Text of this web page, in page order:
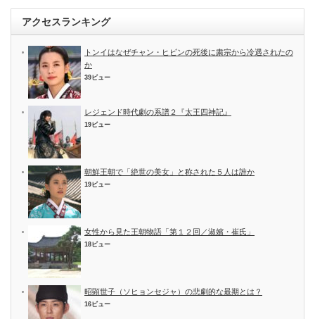
アクセスランキング
トンイはなぜチャン・ヒビンの死後に粛宗から冷遇されたの
か
39ビュー
レジェンド時代劇の系譜２『太王四神記』
19ビュー
朝鮮王朝で「絶世の美女」と称された５人は誰か
19ビュー
女性から見た王朝物語「第１２回／淑嬪・崔氏」
18ビュー
昭顕世子（ソヒョンセジャ）の悲劇的な最期とは？
16ビュー